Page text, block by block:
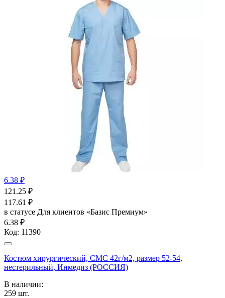
6.38 ₽
121.25 ₽
117.61 ₽
в статусе Для клиентов «Базис Премиум»
6.38 ₽
Код: 11390
Костюм хирургический, СМС 42г/м2, размер 52-54,
нестерильный, Инмедиз (РОССИЯ)
В наличии:
259 шт.